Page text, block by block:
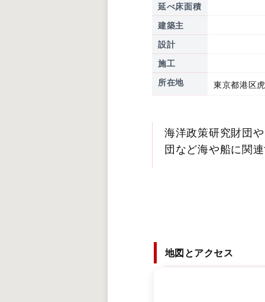
延べ床面積
建築主
設計
施工
所在地
東京都港区
海洋政策研究財団
団など海や船に関
地図とアクセス